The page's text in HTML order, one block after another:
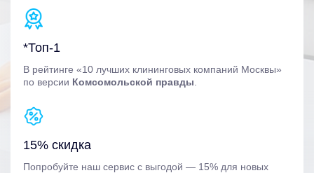
*Топ-1
В рейтинге «10 лучших клининговых компаний Москвы»
по версии Комсомольской правды
15% скидка
Попробуйте наш сервис с выгодой — 15% для новых